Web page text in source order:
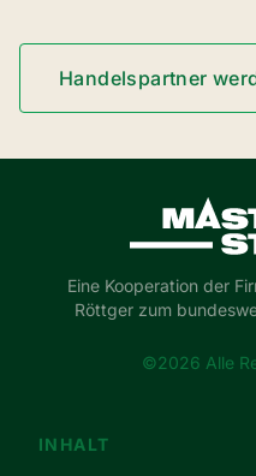
Handelspartner
Master-
Eine Kooperation der
Röttger zum
©2026 Alle
INHALT